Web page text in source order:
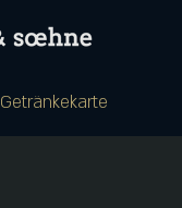
Getränkekarte